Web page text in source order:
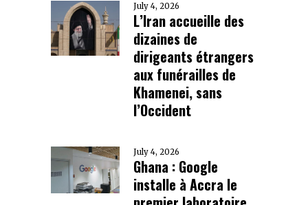
July 4, 2026
L’Iran accueille des
dizaines de
dirigeants étrangers
aux funérailles de
Khamenei, sans
l’Occident
July 4, 2026
Ghana : Google
installe à Accra le